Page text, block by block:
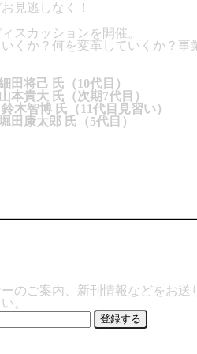
見逃しなく！
スカッションを開催。
くか？何を変革していくか？
将己 氏（10代目）
大 氏（次期7代目）
智博 氏（11代目見習い）
康太郎 氏（5代目）
のご案内、新刊情報などをお送
。